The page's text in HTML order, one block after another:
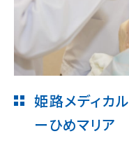
姫路メディカ
ーひめマリア